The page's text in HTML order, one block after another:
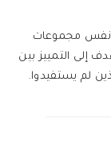
نفس مجموعات
إلى التمييز بين
لم يستفيدوا.